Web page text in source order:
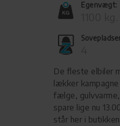
Egenvægt:
De fleste elbiler
lækker
fælge,
spare lige nu
står her i